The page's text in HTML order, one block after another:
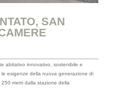
SAN
abitativo innovativo, sostenibile e
esigenze della nuova generazione di
metri dalla stazione della